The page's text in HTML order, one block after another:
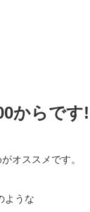
からです
オススメです。
ような